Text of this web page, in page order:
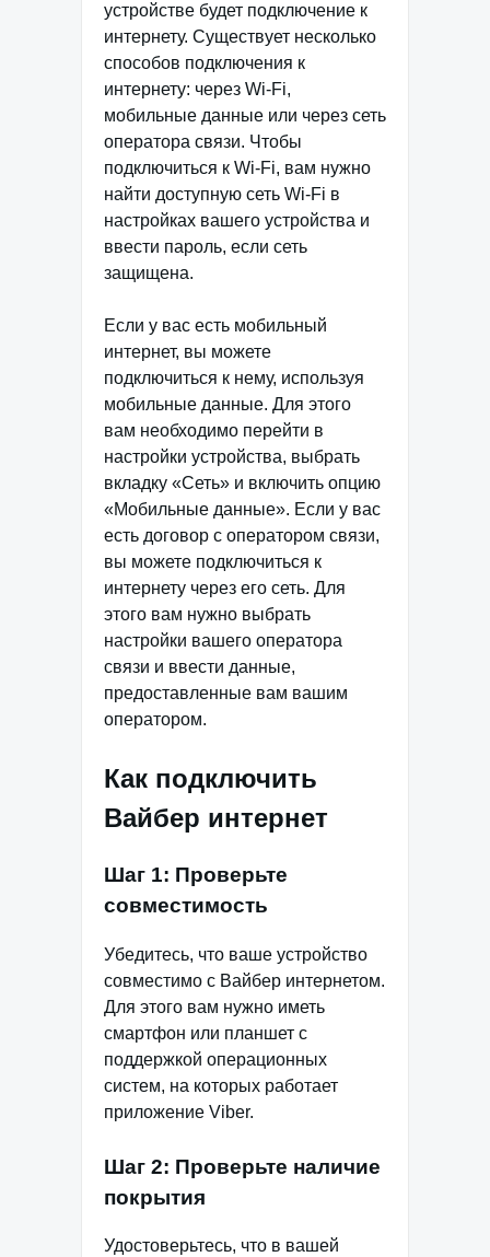
устройстве будет подключение к
интернету. Существует несколько
способов подключения к
интернету: через Wi-Fi,
мобильные данные или через сеть
оператора связи. Чтобы
подключиться к Wi-Fi, вам нужно
найти доступную сеть Wi-Fi в
настройках вашего устройства и
ввести пароль, если сеть
защищена.
Если у вас есть мобильный
интернет, вы можете
подключиться к нему, используя
мобильные данные. Для этого
вам необходимо перейти в
настройки устройства, выбрать
вкладку «Сеть» и включить опцию
«Мобильные данные». Если у вас
есть договор с оператором связи,
вы можете подключиться к
интернету через его сеть. Для
этого вам нужно выбрать
настройки вашего оператора
связи и ввести данные,
предоставленные вам вашим
оператором.
Как подключить
Вайбер интернет
Шаг 1: Проверьте
совместимость
Убедитесь, что ваше устройство
совместимо с Вайбер интернетом.
Для этого вам нужно иметь
смартфон или планшет с
поддержкой операционных
систем, на которых работает
приложение Viber.
Шаг 2: Проверьте наличие
покрытия
Удостоверьтесь, что в вашей